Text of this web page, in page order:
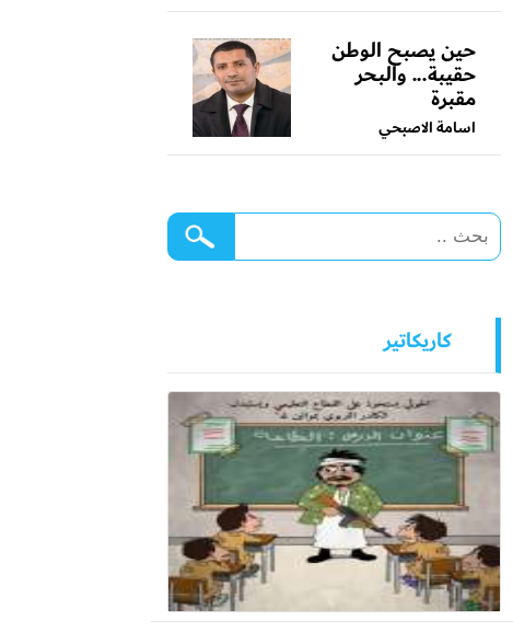
حين يصبح الوطن
حقيبة... والبحر
مقبرة
اسامة الاصبحي
كاريكاتير